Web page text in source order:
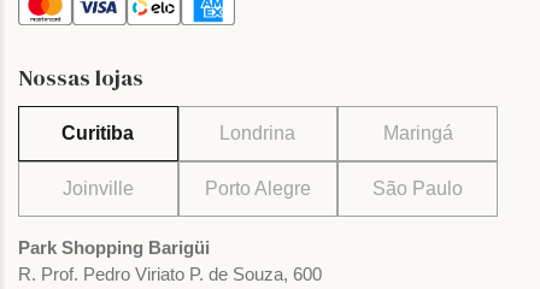
Nossas lojas
Curitiba Londrina Maringá
Joinville Porto Alegre São Paulo
Park Shopping Barigüi
R. Prof. Pedro Viriato P. de Souza, 600